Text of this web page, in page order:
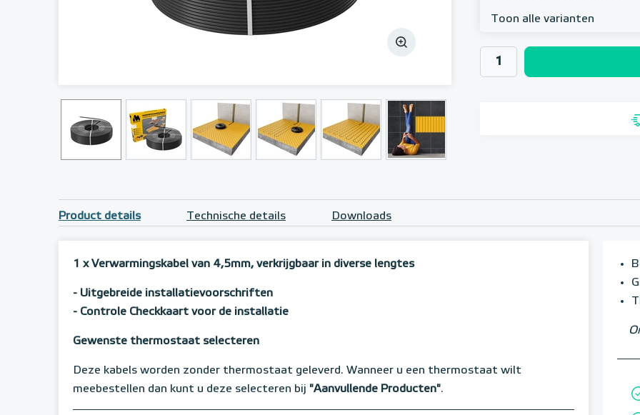
Toon alle varianten
Product details Technische details Downloads
1 x Verwarmingskabel van 4,5mm, verkrijgbaar in diverse lengtes
- Uitgebreide installatievoorschriften
- Controle Checkkaart voor de installatie
Gewenste thermostaat selecteren
Deze kabels worden zonder thermostaat geleverd. Wanneer u een thermostaat wilt
meebestellen dan kunt u deze selecteren bij "Aanvullende Producten".